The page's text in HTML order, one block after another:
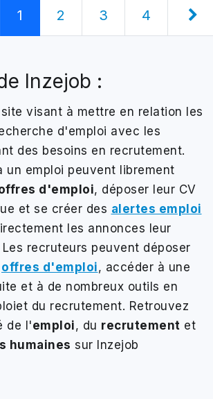
1 2 3 4
Inzejob :
visant à mettre en relation les
d'emploi avec les
des besoins en recrutement.
un emploi peuvent librement
d'emploi, déposer leur CV
et se créer des alertes emploi
les annonces leur
recruteurs peuvent déposer
offres d'emploi, accéder à une
et à de nombreux outils en
et du recrutement. Retrouvez
de l'emploi, du recrutement et
humaines sur Inzejob